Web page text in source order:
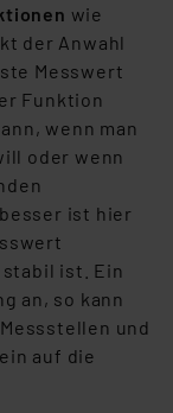
Klick auf
abrufbar. Sie
Cookies
Ihre
unter dem
widerrufen.
und
und
bleibt hiervon
dazu
wie
der Anwahl
Messwert
Funktion
wenn man
oder wenn
ist hier
ist. Ein
an, so kann
und
auf die